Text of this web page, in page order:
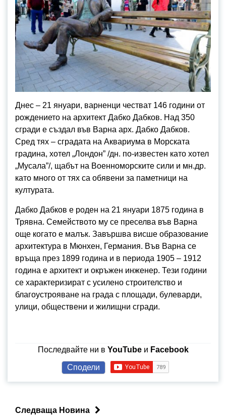
Днес – 21 януари, варненци честват 146 години от
рождението на архитект Дабко Дабков. Над 350
сгради е създал във Варна арх. Дабко Дабков.
Сред тях – сградата на Аквариума в Морската
градина, хотел „Лондон” /дн. по-известен като хотел
„Мусала”/, щабът на Военноморските сили и мн.др.
като много от тях са обявени за паметници на
културата.
Дабко Дабков е роден на 21 януари 1875 година в
Трявна. Семейството му се преселва във Варна
още когато е малък. Завършва висше образование
архитектура в Мюнхен, Германия. Във Варна се
връща през 1899 година и в периода 1905 – 1912
година е архитект и окръжен инженер. Тези години
се характеризират с усилено строителство и
благоустрояване на града с площади, булеварди,
улици, обществени и жилищни сгради.
Последвайте ни в YouTubeи Facebook
Сподели
Следваща Новина